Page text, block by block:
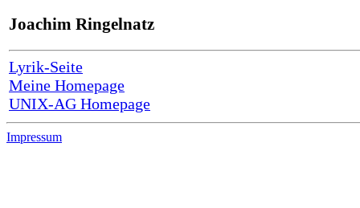
Joachim Ringelnatz
Lyrik-Seite
Meine Homepage
UNIX-AG Homepage
Impressum